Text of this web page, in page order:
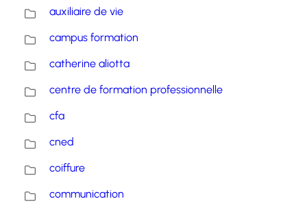
auxiliaire de vie
campus formation
catherine aliotta
centre de formation professionnelle
cfa
cned
coiffure
communication